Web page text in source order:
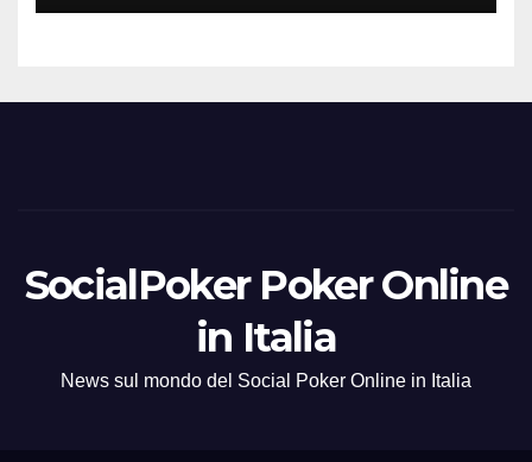
SocialPoker Poker Online
in Italia
News sul mondo del Social Poker Online in Italia